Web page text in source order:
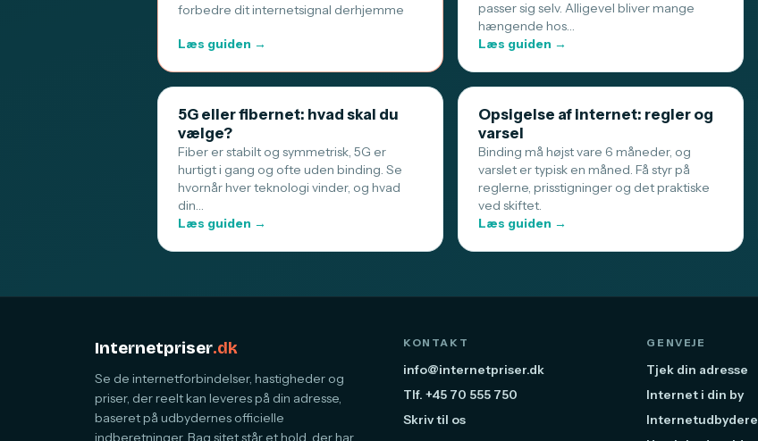
forbedre dit internetsignal derhjemme
Læs guiden →
passer sig selv. Alligevel bliver mange
hængende hos…
Læs guiden →
5G eller fibernet: hvad skal du
vælge?
Fiber er stabilt og symmetrisk, 5G er
hurtigt i gang og ofte uden binding. Se
hvornår hver teknologi vinder, og hvad
din…
Læs guiden →
Opsigelse af internet: regler og
varsel
Binding må højst vare 6 måneder, og
varslet er typisk en måned. Få styr på
reglerne, prisstigninger og det praktiske
ved skiftet.
Læs guiden →
Internetpriser.dk
Se de internetforbindelser, hastigheder og
priser, der reelt kan leveres på din adresse,
baseret på udbydernes officielle
indberetninger. Bag sitet står et hold, der har
KONTAKT
info@internetpriser.dk
Tlf. +45 70 555 750
Skriv til os
GENVEJE
Tjek din adresse
Internet i din by
Internetudbydere